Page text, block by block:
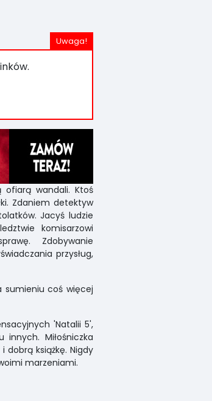
ofiarą wandali. Ktoś
Zdaniem detektyw
Jacyś ludzie
komisarzowi
Zdobywanie
przysług,
sumieniu coś więcej
'Natalii 5',
Miłośniczka
dobrą książkę. Nigdy
marzeniami.